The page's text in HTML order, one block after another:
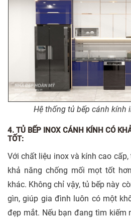
Hệ thống tủ bếp cánh kính
4. TỦ BẾP INOX CÁNH KÍNH CÓ
TỐT:
Với chất liệu inox và kính cao
khả năng chống mối mọt tốt
khác. Không chỉ vậy, tủ bếp này
gìn, giúp gia đình luôn có một
đẹp mắt. Nếu bạn đang tìm kiếm